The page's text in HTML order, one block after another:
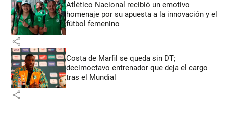
Atlético Nacional recibió un emotivo
homenaje por su apuesta a la innovación y el
fútbol femenino
share
Costa de Marfil se queda sin DT;
decimoctavo entrenador que deja el cargo
tras el Mundial
share